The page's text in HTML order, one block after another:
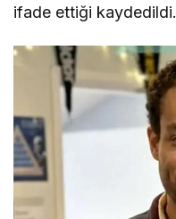
ifade ettiği kaydedildi.